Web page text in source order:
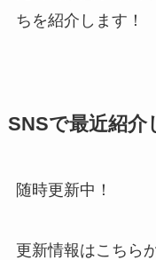
ちを紹介します！
SNSで最近紹介
随時更新中！
更新情報はこちら